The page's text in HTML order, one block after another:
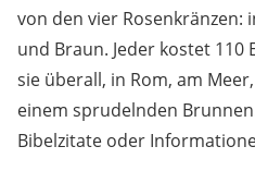
von den vier Rosenkränzen:
und Braun. Jeder kostet
sie überall, in Rom, am
einem sprudelnden
Bibelzitate oder